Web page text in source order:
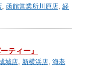
, 函館営業所川原店, 経
ティー』
城店, 新横浜店, 海老